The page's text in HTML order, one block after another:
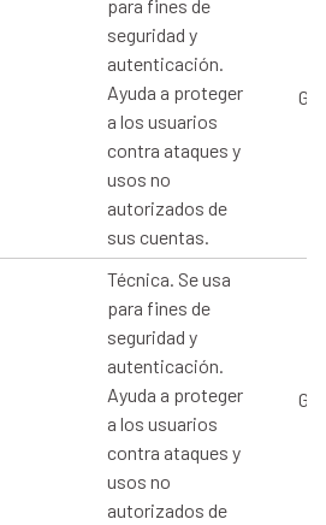
para fines de
seguridad y
autenticación.
Ayuda a proteger
a los usuarios
contra ataques y
usos no
autorizados de
sus cuentas.
Técnica. Se usa
para fines de
seguridad y
autenticación.
Ayuda a proteger
a los usuarios
contra ataques y
usos no
autorizados de